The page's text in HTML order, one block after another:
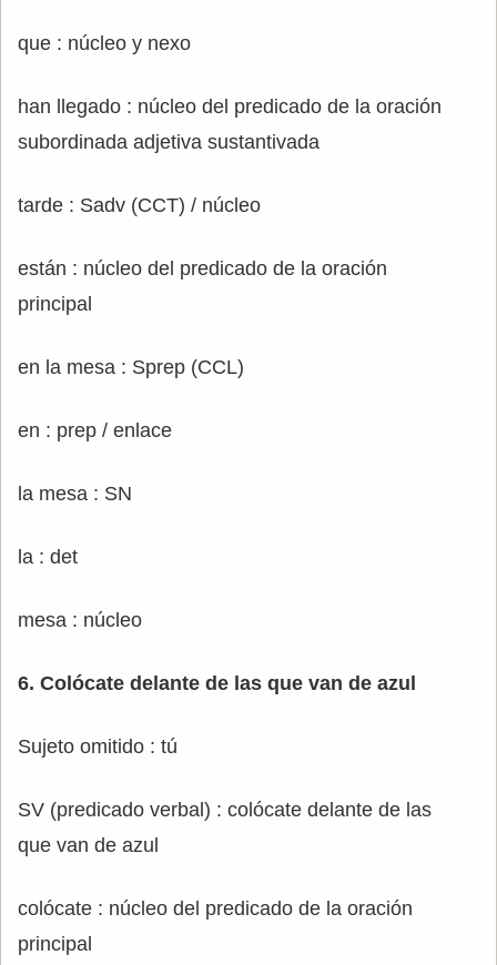
que : núcleo y nexo
han llegado : núcleo del predicado de la oración
subordinada adjetiva sustantivada
tarde : Sadv (CCT) / núcleo
están : núcleo del predicado de la oración
principal
en la mesa : Sprep (CCL)
en : prep / enlace
la mesa : SN
la : det
mesa : núcleo
6. Colócate delante de las que van de azul
Sujeto omitido : tú
SV (predicado verbal) : colócate delante de las
que van de azul
colócate : núcleo del predicado de la oración
principal